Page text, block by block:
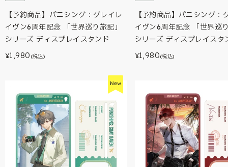
【予約商品】パニシング：グレイレ
イヴン6周年記念 「世界巡り旅記」
シリーズ ディスプレイスタンド
¥1,980 (税込)
【予約商品】パニシング：
イヴン6周年記念 「世界巡
シリーズ ディスプレイスタ
¥1,980(税込)